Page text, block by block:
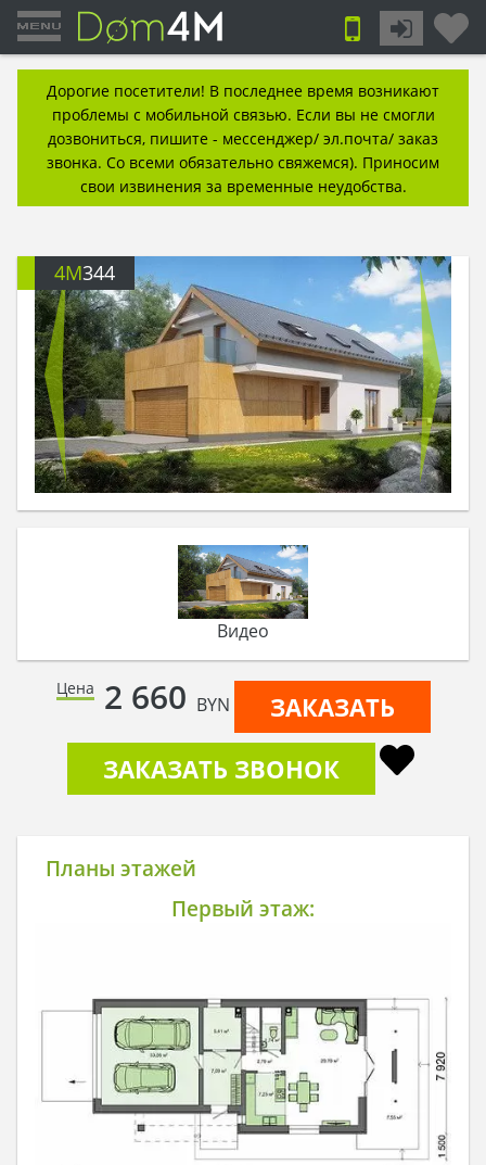
Дорогие посетители! В последнее время возникают
проблемы с мобильной связью. Если вы не смогли
дозвониться, пишите - мессенджер/ эл.почта/ заказ
звонка. Со всеми обязательно свяжемся). Приносим
свои извинения за временные неудобства.
4M344
Видео
Цена 2 660 BYN
ЗАКАЗАТЬ
ЗАКАЗАТЬ ЗВОНОК
Планы этажей
Первый этаж: